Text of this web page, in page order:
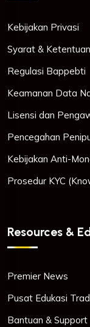
Kebijakan Privasi
Syarat & Ketentuan
Regulasi Bappebti
Keamanan Data
Lisensi dan
Pencegahan
Kebijakan Anti-
Prosedur KYC
Resources &
Premier News
Pusat Edukasi
Bantuan & Support